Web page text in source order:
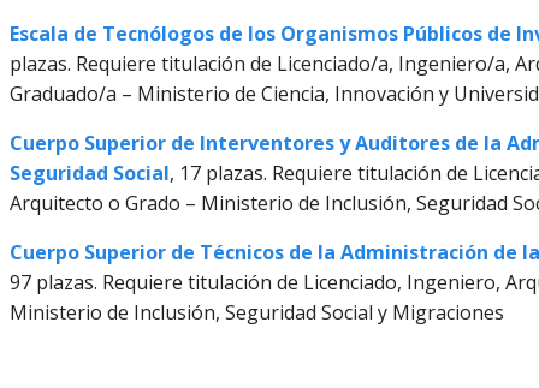
Escala de Tecnólogos de los Organismos Públicos de
plazas. Requiere titulación de Licenciado/a, Ingeniero/a,
Graduado/a – Ministerio de Ciencia, Innovación y
Cuerpo Superior de Interventores y Auditores de la
Seguridad Social, 17 plazas. Requiere titulación de
Arquitecto o Grado – Ministerio de Inclusión, Seguridad
Cuerpo Superior de Técnicos de la Administración de
97 plazas. Requiere titulación de Licenciado, Ingeniero,
Ministerio de Inclusión, Seguridad Social y Migraciones